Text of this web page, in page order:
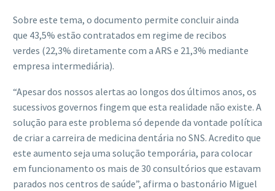
Sobre este tema, o documento permite concluir ainda
que 43,5% estão contratados em regime de recibos
verdes (22,3% diretamente com a ARS e 21,3% mediante
empresa intermediária).
“Apesar dos nossos alertas ao longos dos últimos anos, os
sucessivos governos fingem que esta realidade não existe. A
solução para este problema só depende da vontade política
de criar a carreira de medicina dentária no SNS. Acredito que
este aumento seja uma solução temporária, para colocar
em funcionamento os mais de 30 consultórios que estavam
parados nos centros de saúde”, afirma o bastonário Miguel